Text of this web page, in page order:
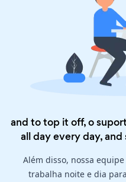
and to top it off, o
all day every day, and
Além disso, nossa
trabalha noite e dia